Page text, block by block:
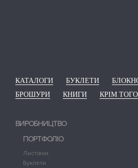
КАТАЛОГИ БУКЛЕТИ
БРОШУРИ
КНИГИ КРІМ
ВИРОБНИЦТВО
ПОРТФОЛІО
Листівки
Буклети